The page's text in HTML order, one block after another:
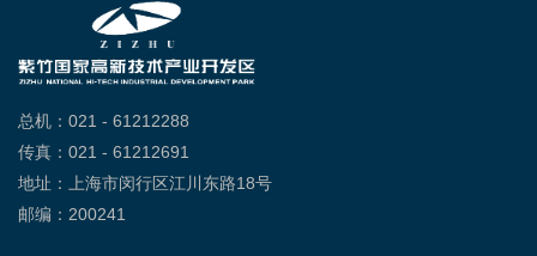
总机：021 - 61212288
传真：021 - 61212691
地址：上海市闵行区江川东路18号
邮编：200241